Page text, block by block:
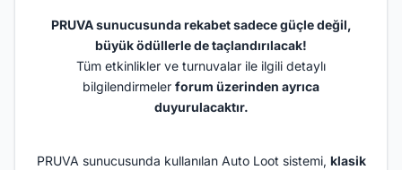
PRUVA sunucusunda rekabet sadece güçle değil,
büyük ödüllerle de taçlandırılacak!
Tüm etkinlikler ve turnuvalar ile ilgili detaylı
bilgilendirmeler forum üzerinden ayrıca
duyurulacaktır.
PRUVA sunucusunda kullanılan Auto Loot sistemi, klasik